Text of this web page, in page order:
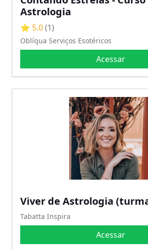
Astrologia
⭐ 5.0(1)
Oblíqua Serviços Esotéricos
Acessar
Viver de Astrologia
Tabatta Inspira
Acessar